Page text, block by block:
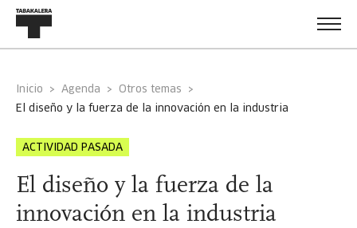
Inicio Agenda
Otros temas
el diseño y la fuerza de la innovación en la industria
ACTIVIDAD PASADA
El diseño y la fuerza de la
innovación en la industria